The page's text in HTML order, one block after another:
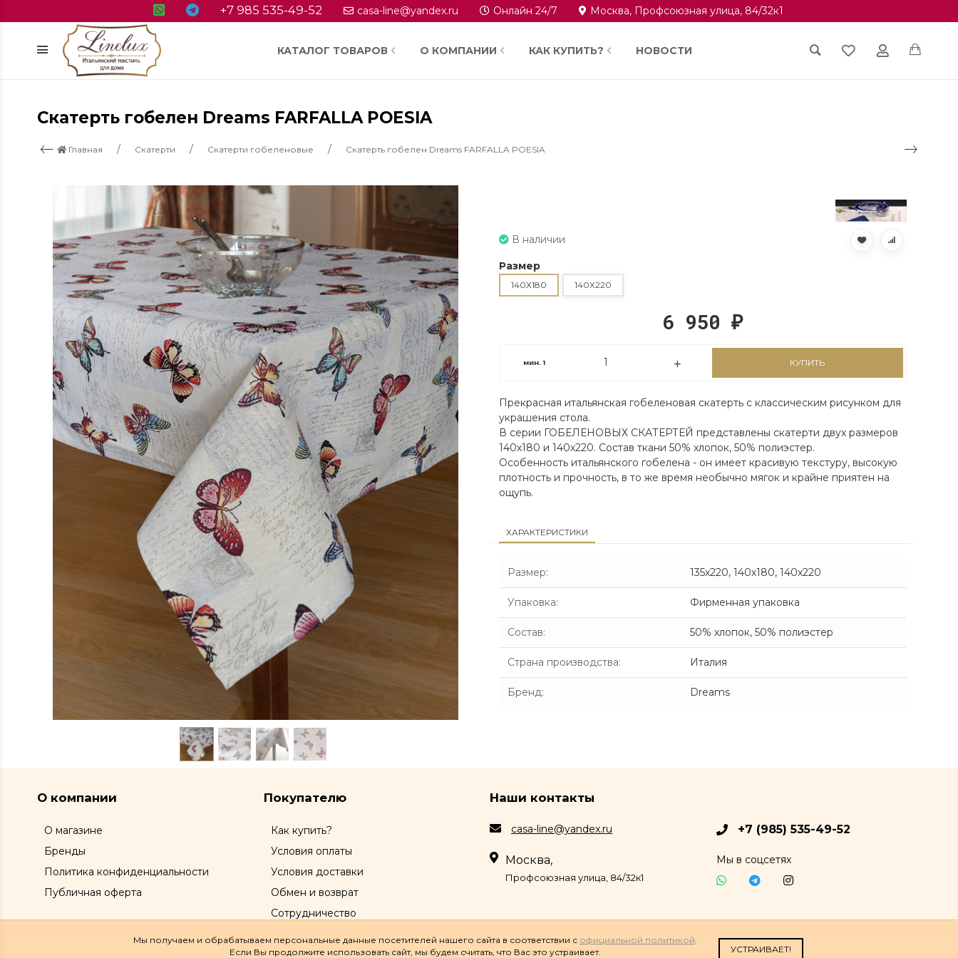
+7 985 535-49-52 casa-line@yandex.ru Онлайн 24/7 Москва, Профсоюзная улица, 84/32к1
КАТАЛОГ ТОВАРОВ О КОМПАНИИ КАК КУПИТЬ? НОВОСТИ
Cкатерть гобелен Dreams FARFALLA POESIA
Главная Скатерти Скатерти гобеленовые Cкатерть гобелен Dreams FARFALLA POESIA
В наличии
Размер
140Х180 140Х220
6 950₽
мин.1 КУПИТЬ
Прекрасная итальянская гобеленовая скатерть с классическим рисунком для
украшения стола.
В серии ГОБЕЛЕНОВЫХ СКАТЕРТЕЙ представлены скатерти двух размеров
140х180 и 140х220. Состав ткани 50% хлопок, 50% полиэстер.
Особенность итальянского гобелена - он имеет красивую текстуру, высокую
плотность и прочность, в то же время необычно мягок и крайне приятен на
ощупь.
ХАРАКТЕРИСТИКИ
Размер: 135x220, 140х180, 140х220
Упаковка: Фирменная упаковка
Состав: 50% хлопок, 50% полиэстер
Страна производства: Италия
Бренд: Dreams
О компании
О магазине
Бренды
Политика конфиденциальности
Публичная оферта
Покупателю
Как купить?
Условия оплаты
Условия доставки
Обмен и возврат
Сотрудничество
Наши контакты
casa-line@yandex.ru
Москва,
Профсоюзная улица, 84/32к1
+7 (985) 535-49-52
Мы в соцсетях
Мы получаем и обрабатываем персональные данные посетителей нашего сайта в соответствии с официальной политикой.
Если Вы продолжите использовать сайт, мы будем считать, что Вас это устраивает.
УСТРАИВАЕТ!